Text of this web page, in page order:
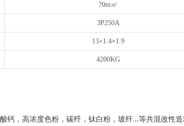
70m㎡
3P250A
13×1.4×1.9
4200KG
钙，高浓度色粉，碳纤，钛白粉，玻纤...等共混改性